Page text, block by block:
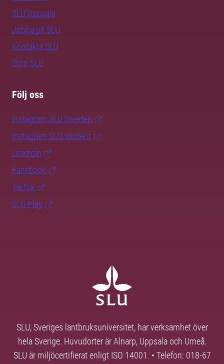
SLU Uppsala
Jobba på SLU
Kontakta SLU
Stöd SLU
Följ oss
Instagram SLU.Sweden
Instagram SLU.student
LinkedIn
Facebook
TikTok
SLU Play
SLU, Sveriges lantbruksuniversitet, har verksamhet över
hela Sverige. Huvudorter är Alnarp, Uppsala och Umeå.
SLU är miljöcertifierat enligt ISO 14001. • Telefon: 018-67